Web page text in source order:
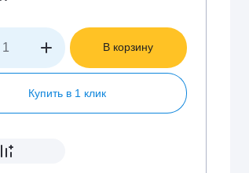
В корзину
Купить в 1 клик